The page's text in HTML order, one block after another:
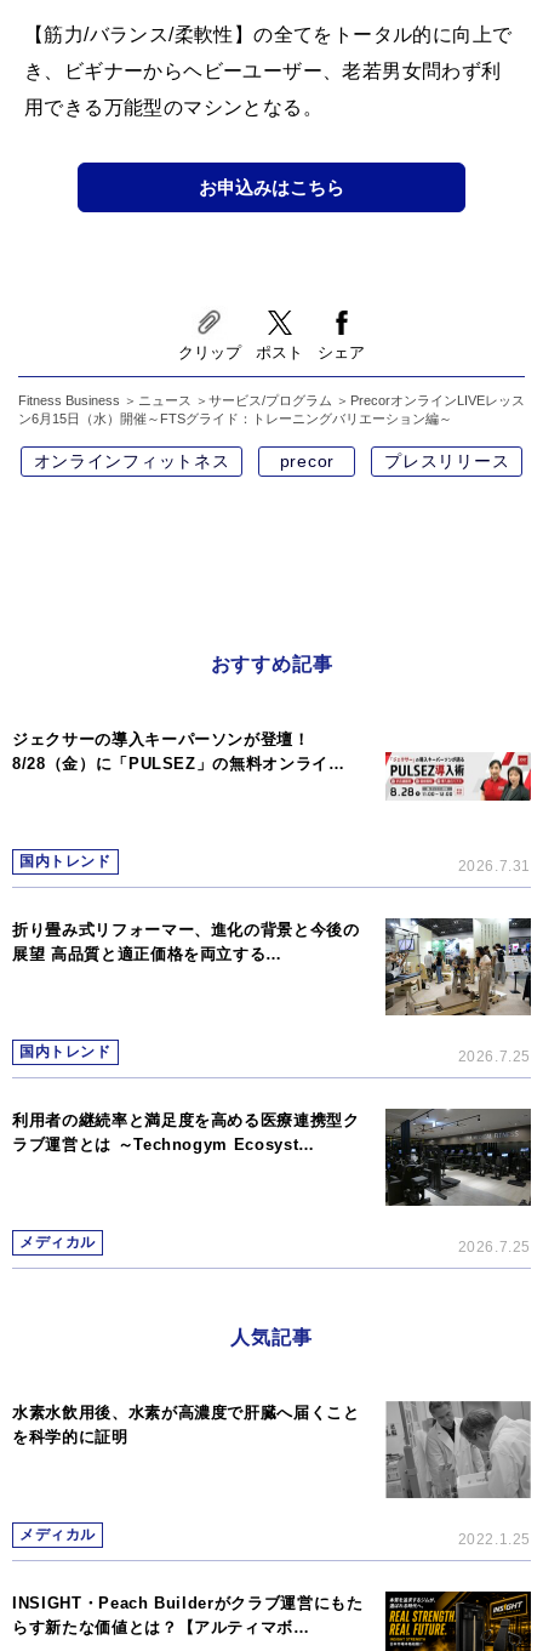
【筋力/バランス/柔軟性】の全てをトータル的に向上で
き、ビギナーからヘビーユーザー、老若男女問わず利
用できる万能型のマシンとなる。
お申込みはこちら
クリップ ポスト シェア
Fitness Business ニュース サービス/プログラム
PrecorオンラインLIVEレッス
ン6月15日（水）開催～FTSグライド：トレーニングバリエーション編～
オンラインフィットネス precor プレスリリース
おすすめ記事
ジェクサーの導入キーパーソンが登壇！
8/28（金）に「PULSEZ」の無料オンライ…
国内トレンド 2026.7.31
折り畳み式リフォーマー、進化の背景と今後の
展望 高品質と適正価格を両立する…
国内トレンド 2026.7.25
利用者の継続率と満足度を高める医療連携型ク
ラブ運営とは ～Technogym Ecosyst…
メディカル 2026.7.25
人気記事
水素水飲用後、水素が高濃度で肝臓へ届くこと
を科学的に証明
メディカル 2022.1.25
INSIGHT・Peach Builderがクラブ運営にもた
らす新たな価値とは？【アルティマボ…